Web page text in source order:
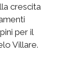
crescita
per il
Villare.